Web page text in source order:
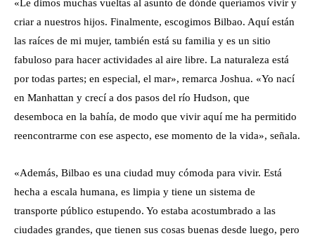
«Le dimos muchas vueltas al asunto de dónde queríamos vivir y
criar a nuestros hijos. Finalmente, escogimos Bilbao. Aquí están
las raíces de mi mujer, también está su familia y es un sitio
fabuloso para hacer actividades al aire libre. La naturaleza está
por todas partes; en especial, el mar», remarca Joshua. «Yo nací
en Manhattan y crecí a dos pasos del río Hudson, que
desemboca en la bahía, de modo que vivir aquí me ha permitido
reencontrarme con ese aspecto, ese momento de la vida», señala.
«Además, Bilbao es una ciudad muy cómoda para vivir. Está
hecha a escala humana, es limpia y tiene un sistema de
transporte público estupendo. Yo estaba acostumbrado a las
ciudades grandes, que tienen sus cosas buenas desde luego, pero